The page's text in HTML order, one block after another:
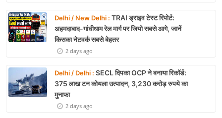
Delhi / New Delhi : TRAI ड्राइव टेस्ट रिपोर्ट:
अहमदाबाद-गांधीधाम रेल मार्ग पर जियो सबसे आगे, जानें
किसका नेटवर्क सबसे बेहतर
2 days ago
Delhi / Delhi : SECL दिपका OCP ने बनाया रिकॉर्ड:
375 लाख टन कोयला उत्पादन, 3,230 करोड़ रुपये का
मुनाफा
2 days ago